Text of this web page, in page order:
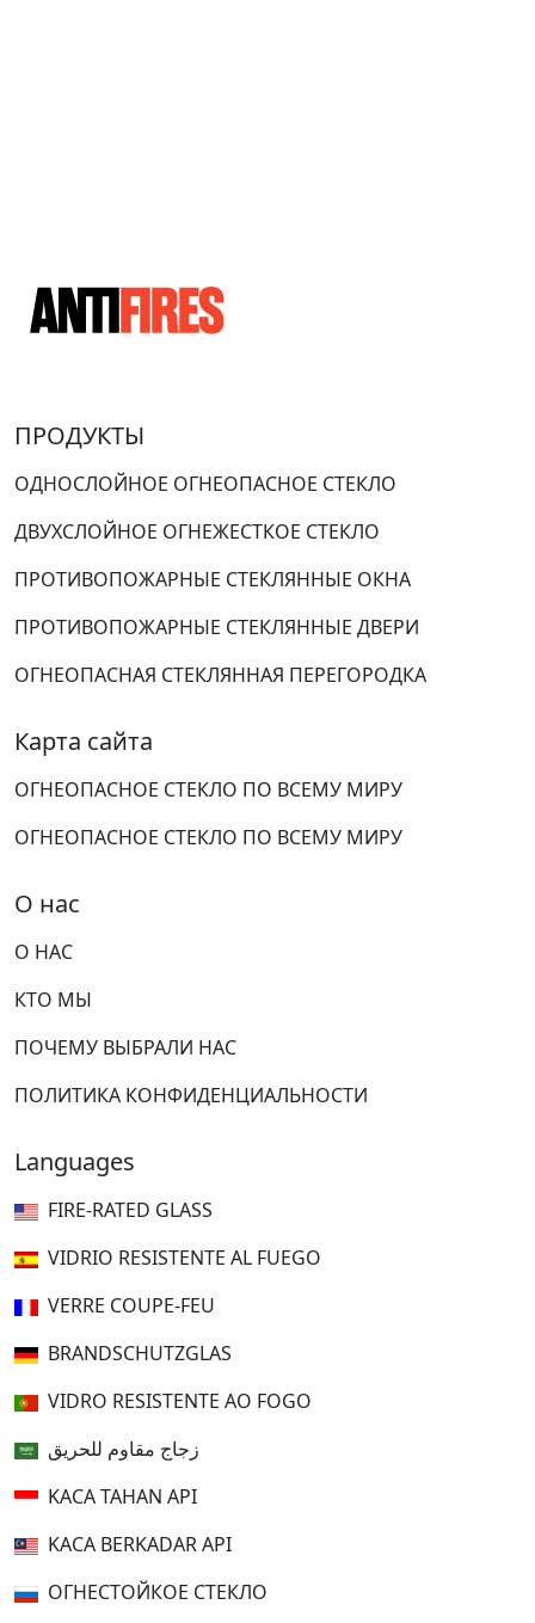
ПРОДУКТЫ
ОДНОСЛОЙНОЕ ОГНЕОПАСНОЕ СТЕКЛО
ДВУХСЛОЙНОЕ ОГНЕЖЕСТКОЕ СТЕКЛО
ПРОТИВОПОЖАРНЫЕ СТЕКЛЯННЫЕ ОКНА
ПРОТИВОПОЖАРНЫЕ СТЕКЛЯННЫЕ ДВЕРИ
ОГНЕОПАСНАЯ СТЕКЛЯННАЯ ПЕРЕГОРОДКА
Карта сайта
ОГНЕОПАСНОЕ СТЕКЛО ПО ВСЕМУ МИРУ
ОГНЕОПАСНОЕ СТЕКЛО ПО ВСЕМУ МИРУ
О нас
О НАС
КТО МЫ
ПОЧЕМУ ВЫБРАЛИ НАС
ПОЛИТИКА КОНФИДЕНЦИАЛЬНОСТИ
Languages
FIRE-RATED GLASS
VIDRIO RESISTENTE AL FUEGO
VERRE COUPE-FEU
BRANDSCHUTZGLAS
VIDRO RESISTENTE AO FOGO
زجاج مقاوم للحريق
KACA TAHAN API
KACA BERKADAR API
ОГНЕСТОЙКОЕ СТЕКЛО